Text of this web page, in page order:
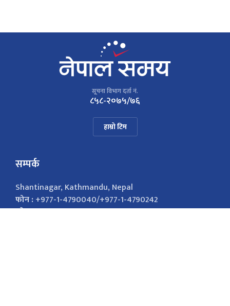
सूचना विभाग दर्ता नं.
८५८-२०७५/७६
हाम्रो टिम
सम्पर्क
Shantinagar, Kathmandu, Nepal
फोन :+977-1-4790040/+977-1-4790242
इमेल :nepalsamayanews@gmail.com